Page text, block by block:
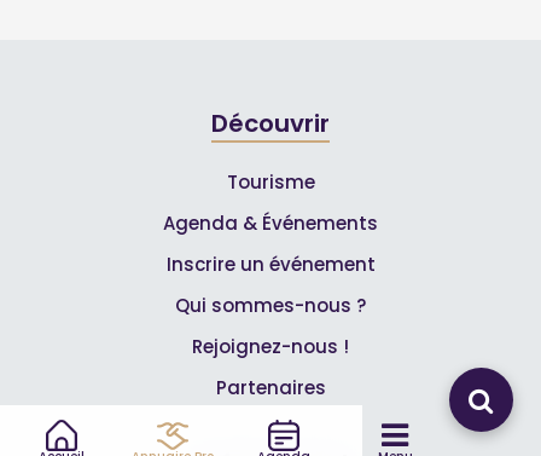
Découvrir
Tourisme
Agenda & Événements
Inscrire un événement
Qui sommes-nous ?
Rejoignez-nous !
Partenaires